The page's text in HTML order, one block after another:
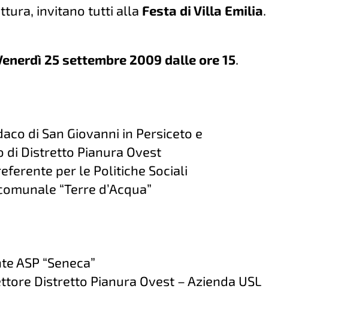
invitano tutti alla Festa di Villa Emilia.
25 settembre 2009 dalle ore 15.
di San Giovanni in Persiceto e
di Distretto Pianura Ovest
per le Politiche Sociali
“Terre d’Acqua”
ASP “Seneca”
Distretto Pianura Ovest – Azienda USL